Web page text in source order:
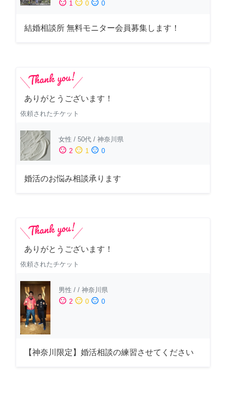
sentiment_satisfied 1 sentiment_neutral 0 sentiment_dissatisfied 0
結婚相談所 無料モニター会員募集します！
ありがとうございます！
依頼されたチケット
女性 / 50代 / 神奈川県
sentiment_satisfied 2 sentiment_neutral 1 sentiment_dissatisfied 0
婚活のお悩み相談承ります
ありがとうございます！
依頼されたチケット
男性 / / 神奈川県
sentiment_satisfied 2 sentiment_neutral 0 sentiment_dissatisfied 0
【神奈川限定】婚活相談の練習させてください